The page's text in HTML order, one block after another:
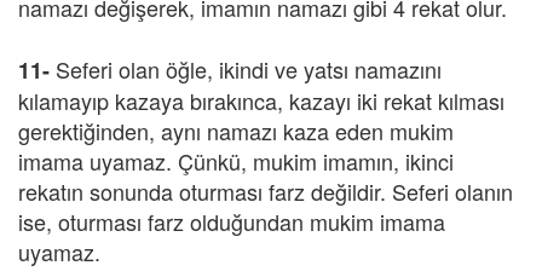
namazı değişerek, imamın namazı gibi 4 rekat olur.
11- Seferi olan öğle, ikindi ve yatsı namazını
kılamayıp kazaya bırakınca, kazayı iki rekat kılması
gerektiğinden, aynı namazı kaza eden mukim
imama uyamaz. Çünkü, mukim imamın, ikinci
rekatın sonunda oturması farz değildir. Seferi olanın
ise, oturması farz olduğundan mukim imama
uyamaz.